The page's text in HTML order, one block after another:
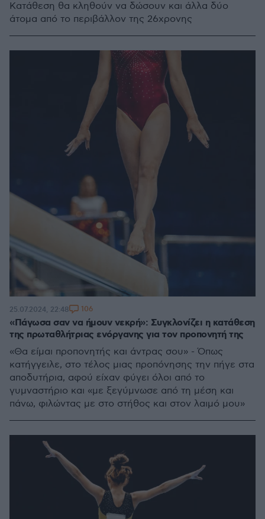
Κατάθεση θα κληθούν να δώσουν και άλλα δύο
άτομα από το περιβάλλον της 26χρονης
«Πάγωσα σαν να ήμουν νεκρή»: Συγκλονίζει η κατάθεση
της πρωταθλήτριας ενόργανης για τον προπονητή της
«Θα είμαι προπονητής και άντρας σου» - Όπως
κατήγγειλε, στο τέλος μιας προπόνησης την πήγε στα
αποδυτήρια, αφού είχαν φύγει όλοι από το
γυμναστήριο και «με ξεγύμνωσε από τη μέση και
πάνω, φιλώντας με στο στήθος και στον λαιμό μου»
25.07.2024, 22:48 106